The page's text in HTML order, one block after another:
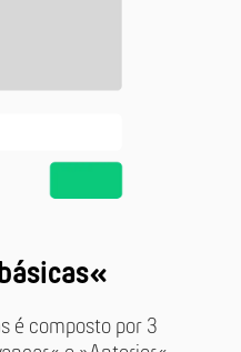
é composto por 3